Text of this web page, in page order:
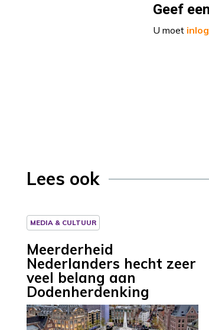
Geef
U moet
Lees ook
MEDIA & CULTUUR
Meerderheid
Nederlanders hecht zeer
veel belang aan
Dodenherdenking